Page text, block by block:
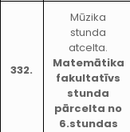
332.
Mūzika
stunda
atcelta.
Matemātika
fakultatīvs
stunda
pārcelta no
6.stundas